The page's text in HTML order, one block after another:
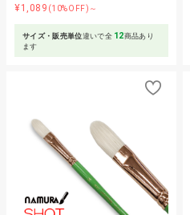
¥1,089 (10%OFF)～
サイズ・販売単位違いで全 12商品あり
ます